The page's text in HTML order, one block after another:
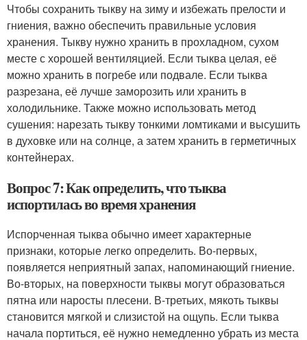
Чтобы сохранить тыкву на зиму и избежать прелости и
гниения, важно обеспечить правильные условия
хранения. Тыкву нужно хранить в прохладном, сухом
месте с хорошей вентиляцией. Если тыква целая, её
можно хранить в погребе или подвале. Если тыква
разрезана, её лучше заморозить или хранить в
холодильнике. Также можно использовать метод
сушения: нарезать тыкву тонкими ломтиками и высушить
в духовке или на солнце, а затем хранить в герметичных
контейнерах.
Вопрос 7: Как определить, что тыква
испортилась во время хранения
Испорченная тыква обычно имеет характерные
признаки, которые легко определить. Во-первых,
появляется неприятный запах, напоминающий гниение.
Во-вторых, на поверхности тыквы могут образоваться
пятна или наросты плесени. В-третьих, мякоть тыквы
становится мягкой и слизистой на ощупь. Если тыква
начала портиться, её нужно немедленно убрать из места